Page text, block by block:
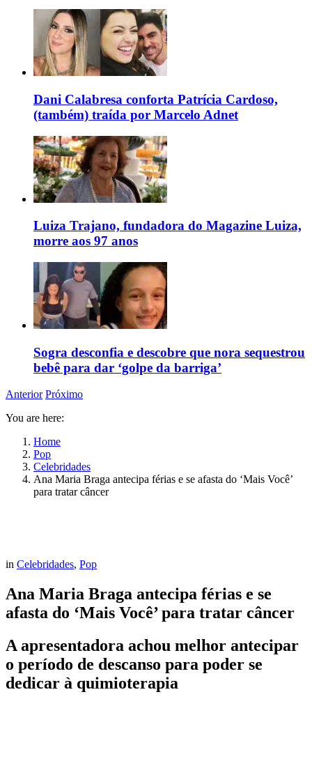
Dani Calabresa conforta Patrícia Cardoso,
(também) traída por Marcelo Adnet
Luiza Trajano, fundadora do Magazine Luiza,
morre aos 97 anos
Sogra desconfia e descobre que nora sequestrou
bebê para dar ‘golpe da barriga’
Anterior Próximo
You are here:
Home
Pop
Celebridades
Ana Maria Braga antecipa férias e se afasta do ‘Mais Você’
para tratar câncer
in Celebridades, Pop
Ana Maria Braga antecipa férias e se
afasta do ‘Mais Você’ para tratar câncer
A apresentadora achou melhor antecipar
o período de descanso para poder se
dedicar à quimioterapia